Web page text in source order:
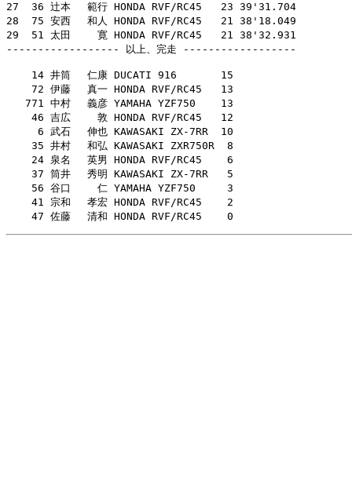
27  36 辻本　 範行 HONDA RVF/RC45   23 39'31.704
28  75 安西　 和人 HONDA RVF/RC45   21 38'18.049
29  51 太田　　 寛 HONDA RVF/RC45   21 38'32.931
------------------ 以上、完走 ------------------
    14 井筒　 仁康 DUCATI 916       15
    72 伊藤　 真一 HONDA RVF/RC45   13
   771 中村　 義彦 YAMAHA YZF750    13
    46 吉広　　 敦 HONDA RVF/RC45   12
     6 武石　 伸也 KAWASAKI ZX-7RR  10
    35 井村　 和弘 KAWASAKI ZXR750R  8
    24 泉名　 英男 HONDA RVF/RC45    6
    37 筒井　 秀明 KAWASAKI ZX-7RR   5
    56 谷口　　 仁 YAMAHA YZF750     3
    41 宗和　 孝宏 HONDA RVF/RC45    2
    47 佐藤　 清和 HONDA RVF/RC45    0